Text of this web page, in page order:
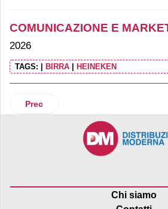
COMUNICAZIONE E
2026
TAGS: BIRRA HEINEKEN
Articolo precedente: Lidl lancia la
Prec
Chi siamo